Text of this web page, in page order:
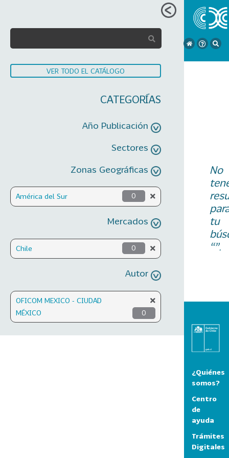
VER TODO EL CATÁLOGO
CATEGORÍAS
Año Publicación
Sectores
Zonas Geográficas
América del Sur 0
Mercados
Chile 0
Autor
OFICOM MEXICO - CIUDAD
MÉXICO
0
No
tu
“”.
¿Quiénes
somos?
Centro
de
ayuda
Trámites
Digitales